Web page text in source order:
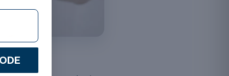
(Illustration).